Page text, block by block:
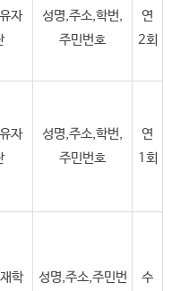
자
성명,주소,학번,
주민번호
연
2회
자
성명,주소,학번,
주민번호
연
1회
학
성명,주소,주민번
수